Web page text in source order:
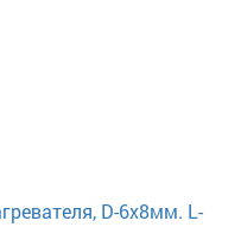
D-6х8мм. L-